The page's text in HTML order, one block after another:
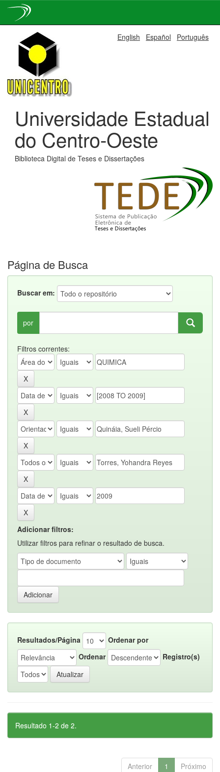
navigation
English Español Português
Universidade Estadual
do Centro-Oeste
Biblioteca Digital de Teses e Dissertações
Página de Busca
Buscar em:
por
Filtros correntes:
Adicionar filtros:
Utilizar filtros para refinar o resultado de busca.
Resultados/Página
Ordenar por
Ordenar
Registro(s)
Resultado 1-2 de 2.
Anterior 1 Próximo